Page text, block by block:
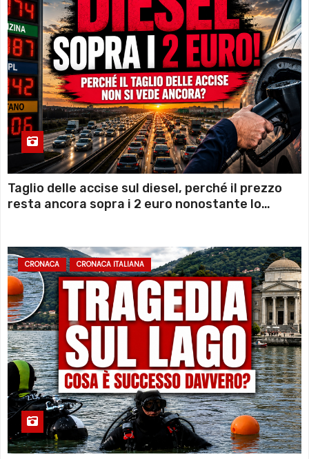
Taglio delle accise sul diesel, perché il prezzo
resta ancora sopra i 2 euro nonostante lo
CRONACA CRONACA ITALIANA